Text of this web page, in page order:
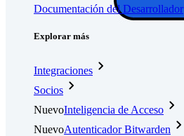
Documentación del Desarrollador
Explorar más
Integraciones
Socios
NuevoInteligencia de Acceso
NuevoAutenticador Bitwarden